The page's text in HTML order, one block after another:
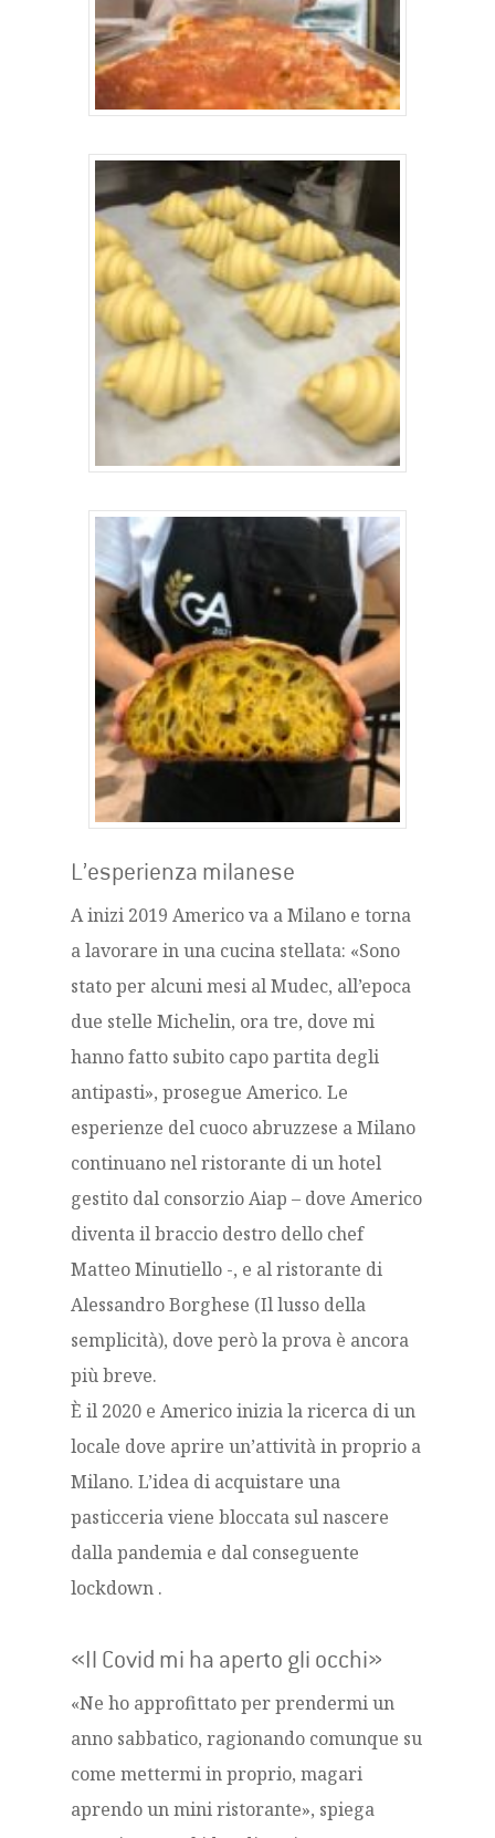
L’esperienza milanese
A inizi 2019 Americo va a Milano e torna
a lavorare in una cucina stellata: «Sono
stato per alcuni mesi al Mudec, all’epoca
due stelle Michelin, ora tre, dove mi
hanno fatto subito capo partita degli
antipasti», prosegue Americo. Le
esperienze del cuoco abruzzese a Milano
continuano nel ristorante di un hotel
gestito dal consorzio Aiap – dove Americo
diventa il braccio destro dello chef
Matteo Minutiello -, e al ristorante di
Alessandro Borghese (Il lusso della
semplicità), dove però la prova è ancora
più breve.
È il 2020 e Americo inizia la ricerca di un
locale dove aprire un’attività in proprio a
Milano. L’idea di acquistare una
pasticceria viene bloccata sul nascere
dalla pandemia e dal conseguente
lockdown .
«Il Covid mi ha aperto gli occhi»
«Ne ho approfittato per prendermi un
anno sabbatico, ragionando comunque su
come mettermi in proprio, magari
aprendo un mini ristorante», spiega